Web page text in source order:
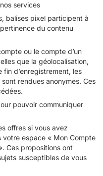
services
balises pixel participent à
du contenu
ou le compte d’un
que la géolocalisation,
fin d’enregistrement, les
rendues anonymes. Ces
pouvoir communiquer
offres si vous avez
votre espace « Mon Compte
Ces propositions ont
susceptibles de vous